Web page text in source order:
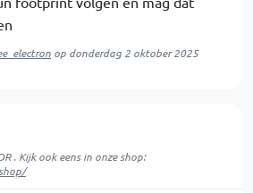
op donderdag 2 oktober 2025
. Kijk ook eens in onze shop: